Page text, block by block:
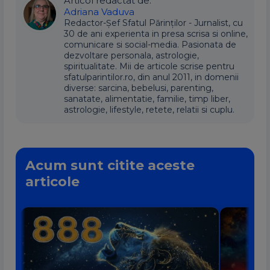
Adriana Vaduva
Redactor-Șef Sfatul Părinților - Jurnalist, cu
30 de ani experienta in presa scrisa si online,
comunicare si social-media. Pasionata de
dezvoltare personala, astrologie,
spiritualitate. Mii de articole scrise pentru
sfatulparintilor.ro, din anul 2011, in domenii
diverse: sarcina, bebelusi, parenting,
sanatate, alimentatie, familie, timp liber,
astrologie, lifestyle, retete, relatii si cuplu.
Acum sunt citite aceste
articole